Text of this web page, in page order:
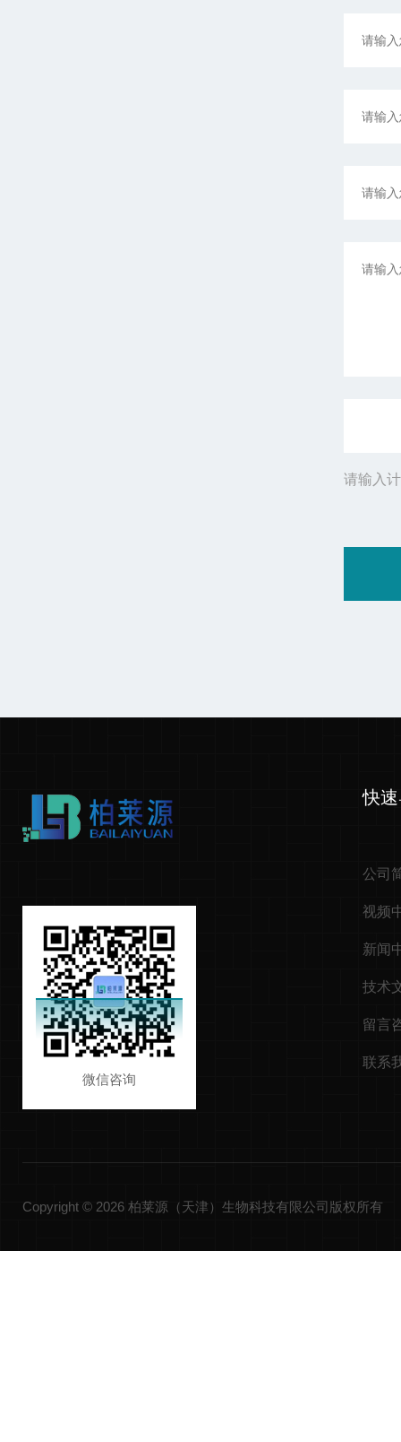
请输入
微信咨询
快
公司
视频
新闻
技术
留言
联系
Copyright © 2026 柏莱源（天津）生物科技有限公司版权所有